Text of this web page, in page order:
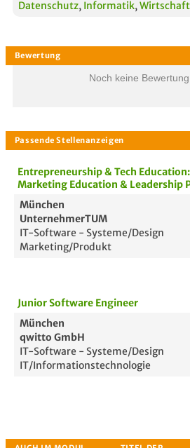
Datenschutz, Informatik,
Bewertung
Noch keine
Entrepreneurship & Tech
Marketing Education &
München
UnternehmerTUM
IT-Software - Systeme/Design
Marketing/Produkt
Junior Software Engineer
München
qwitto GmbH
IT-Software - Systeme/Design
IT/Informationstechnologie